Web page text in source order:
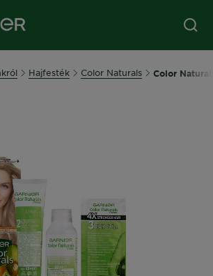
Hajfesték Color Naturals Color